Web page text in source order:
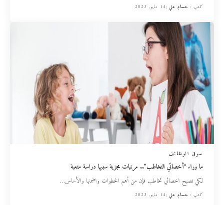
كتب : حسام علي 14 مايو, 2023
سوق الوظائف
ما وراء “أخصائي التخاطب”.. مرتبات مجزية سببها دراسة متعبة
لكي تصبح اخصائي تخاطب فإن من أهم الخطوات واضمنها والأساس…
كتب : حسام علي 14 مايو, 2023